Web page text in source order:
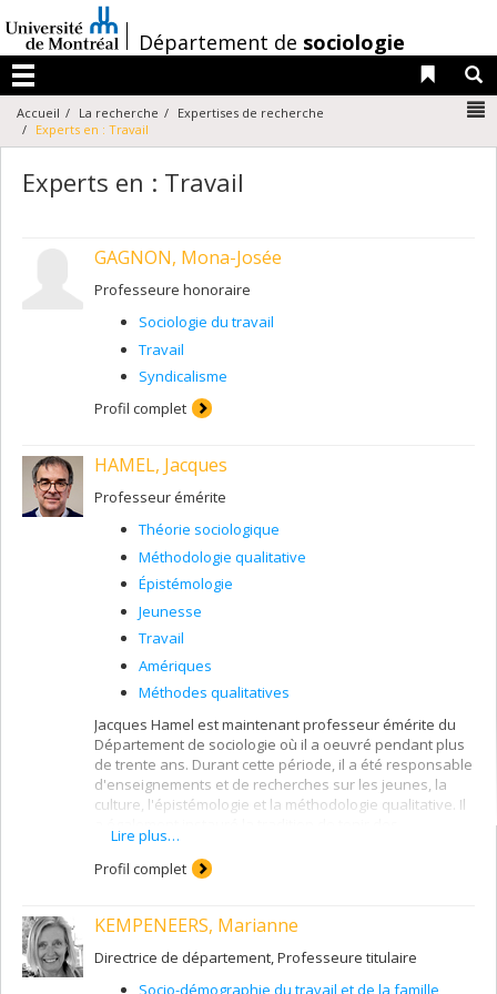
au
contenu
/Département de sociologie
Menu
Liens
Accueil La recherche
Expertises de recherche
Experts en : Travail
Experts en : Travail
GAGNON, Mona-Josée
Professeure honoraire
Sociologie du travail
Travail
Syndicalisme
Profil complet
HAMEL, Jacques
Professeur émérite
Théorie sociologique
Méthodologie qualitative
Épistémologie
Jeunesse
Travail
Amériques
Méthodes qualitatives
Jacques Hamel est maintenant professeur émérite du
Département de sociologie où il a oeuvré pendant plus
de trente ans. Durant cette période, il a été responsable
d'enseignements et de recherches sur les jeunes, la
culture, l'épistémologie et la méthodologie qualitative. Il
conférences publiques données par les figures de
proue de la sociologie, de l'anthropologie et de
l'épistémologie (entre autres M. Rioux, G. Rocher, F.
P.-M. Menger et G.-G. Granger). En tant que sociologue
l'Observatoire Jeunes et Société (INRS-UCS) et a
organisé la décade intituléeLa jeunesse n'est plus ce
Lire plus…
Profil complet
KEMPENEERS, Marianne
Directrice de département, Professeure titulaire
Socio-démographie du travail et de la famille